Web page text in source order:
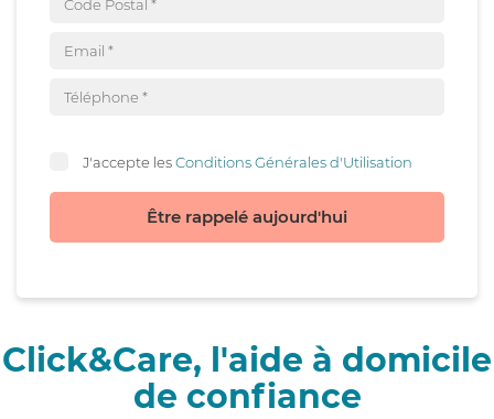
J'accepte lesConditions Générales d'Utilisation
Être rappelé aujourd'hui
Click&Care, l'aide à domicile
de confiance